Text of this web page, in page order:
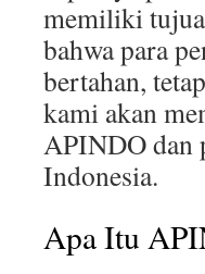
memiliki
bahwa para
bertahan,
kami akan
APINDO dan
Indonesia.
Apa Itu